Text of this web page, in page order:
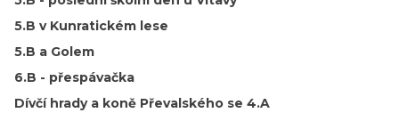
5.B v Kunratickém lese
5.B a Golem
6.B - přespávačka
Dívčí hrady a koně Převalského se 4.A